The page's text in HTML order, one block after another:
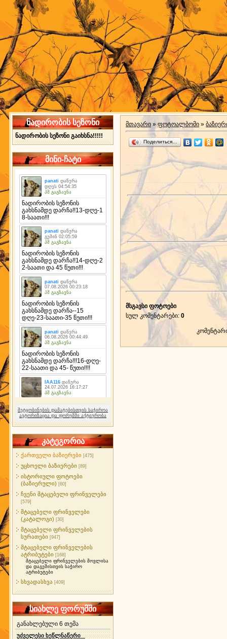
ნადირობის სეზონი
ნადირობის სეზონი გაიხსნა!!!!!
მინი-ჩატი
შეტყობინების დამატებისთვის საჭიროა
ავტორიზაცია და ფორუმში აქტიურობა
კატეგორია
ქართველი ბაზიერები [475]
უცხოელი ბაზიერები [89]
ისტორიული ფოტოები
(ბაზიერული) [60]
ჩვენი მტაცებელი ფრინველები
[579]
მტაცებელი ფრინველები
(კატალოგი) [30]
მტაცებელი ფრინველების
სურათები [947]
მტაცებელი ფრინველების
ატრიბუტები [168]
მტაცებელი ფრინველების მოვლისა
და დაგეშისთვის საჭირო
ატრიბუტები
სხვადასხვა [409]
სიახლე ფორუმში
განახლებული 6 თემა
უძველესი ხეწლნაწერი
მთავარი » ფოტოალბომი »
Поделиться…
მსგავსი ფოტოები
სულ კომენტარები: 0